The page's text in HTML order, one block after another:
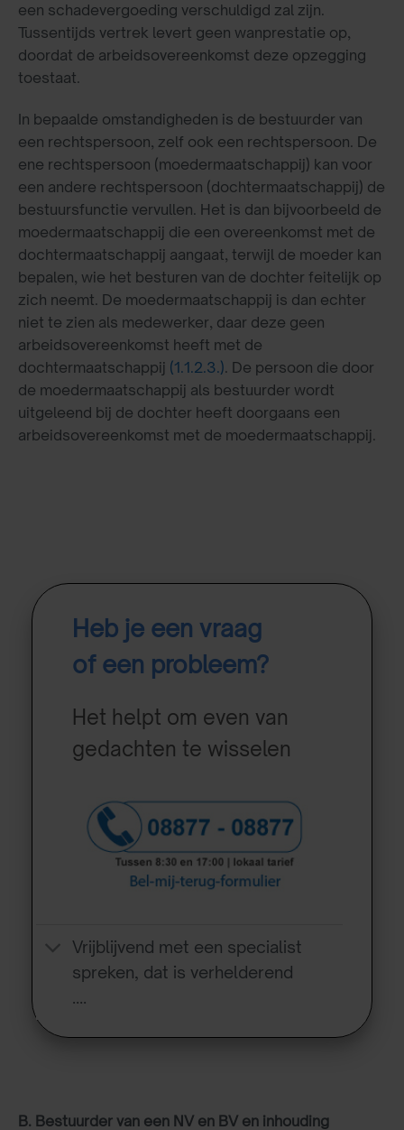
een schadevergoeding verschuldigd zal zijn.
Tussentijds vertrek levert geen wanprestatie op,
doordat de arbeidsovereenkomst deze opzegging
toestaat.
In bepaalde omstandigheden is de bestuurder van
een rechtspersoon, zelf ook een rechtspersoon. De
ene rechtspersoon (moedermaatschappij) kan voor
een andere rechtspersoon (dochtermaatschappij) de
bestuursfunctie vervullen. Het is dan bijvoorbeeld de
moedermaatschappij die een overeenkomst met de
dochtermaatschappij aangaat, terwijl de moeder kan
bepalen, wie het besturen van de dochter feitelijk op
zich neemt. De moedermaatschappij is dan echter
niet te zien als medewerker, daar deze geen
arbeidsovereenkomst heeft met de
dochtermaatschappij (1.1.2.3.). De persoon die door
de moedermaatschappij als bestuurder wordt
uitgeleend bij de dochter heeft doorgaans een
arbeidsovereenkomst met de moedermaatschappij.
Heb je een vraag
of een probleem?
Het helpt om even van
gedachten te wisselen
Vrijblijvend met een specialist
spreken, dat is verhelderend
….
B. Bestuurder van een NV en BV en inhouding